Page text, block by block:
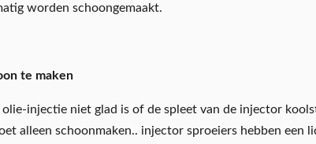
worden schoongemaakt.
te maken
injectie niet glad is of de spleet van de injector
alleen schoonmaken.. injector sproeiers hebben een